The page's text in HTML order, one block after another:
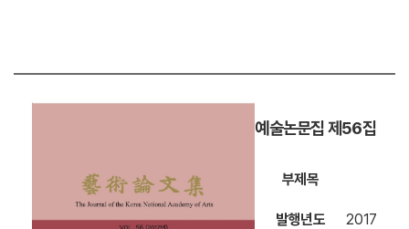
예술논문집 제56집
부제목
발행년도 2017